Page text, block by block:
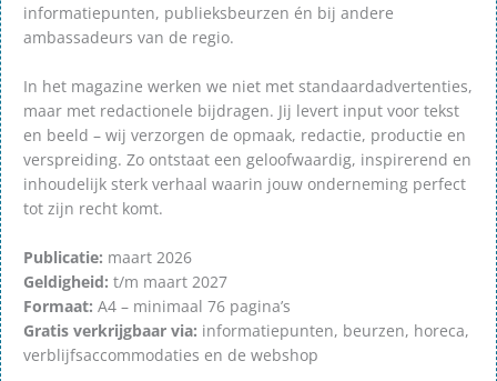
informatiepunten, publieksbeurzen én bij andere
ambassadeurs van de regio.
In het magazine werken we niet met standaardadvertenties,
maar met redactionele bijdragen. Jij levert input voor tekst
en beeld – wij verzorgen de opmaak, redactie, productie en
verspreiding. Zo ontstaat een geloofwaardig, inspirerend en
inhoudelijk sterk verhaal waarin jouw onderneming perfect
tot zijn recht komt.
Publicatie: maart 2026
Geldigheid: t/m maart 2027
Formaat: A4 – minimaal 76 pagina’s
Gratis verkrijgbaar via: informatiepunten, beurzen, horeca,
verblijfsaccommodaties en de webshop